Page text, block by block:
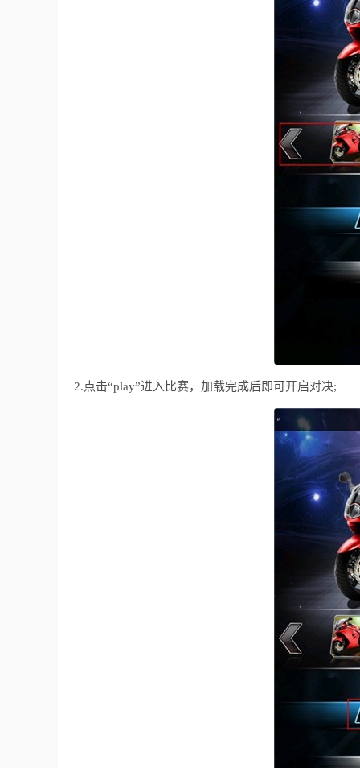
2.点击“play”进入比赛，加载完成后即可开启对决;